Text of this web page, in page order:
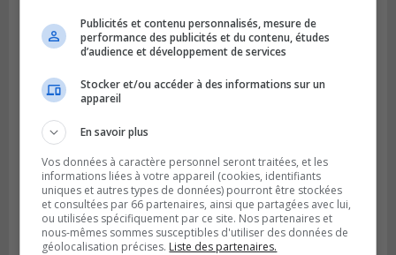
jusqu’en avril 2027
Publicités et contenu personnalisés, mesure de
performance des publicités et du contenu, études
d’audience et développement de services
Stocker et/ou accéder à des informations sur un
appareil
En savoir plus
Vos données à caractère personnel seront traitées, et les
informations liées à votre appareil (cookies, identifiants
uniques et autres types de données) pourront être stockées
et consultées par 66 partenaires, ainsi que partagées avec lui,
ou utilisées spécifiquement par ce site. Nos partenaires et
nous-mêmes sommes susceptibles d'utiliser des données de
géolocalisation précises. Liste des partenaires.